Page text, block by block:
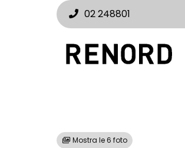
02 248801
Mostra le 6 foto